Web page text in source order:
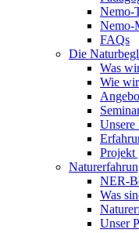
Nemo-
Nemo-
FAQs
Die
Was
Wie
Unsere
Projekt
NER-
Was
Unser